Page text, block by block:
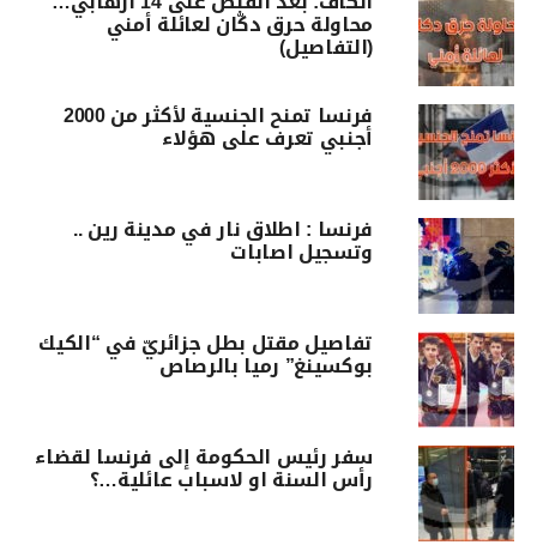
محاولة حرق دكّان لعائلة أمني
(التفاصيل)
فرنسا تمنح الجنسية لأكثر من 2000
أجنبي تعرف على هؤلاء
فرنسا : اطلاق نار في مدينة رين ..
وتسجيل اصابات
تفاصيل مقتل بطل جزائريّ في “الكيك
بوكسينغ” رميا بالرصاص
سفر رئيس الحكومة إلى فرنسا لقضاء
رأس السنة او لاسباب عائلية…؟